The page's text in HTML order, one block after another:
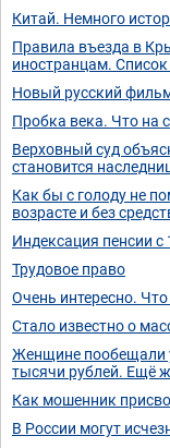
Китай. Немного
Правила въезда в
иностранцам.
Новый русский
Пробка века. Что на
Верховный суд
становится
Как бы с голоду не
возрасте и без
Индексация пенсии с
Трудовое право
Очень интересно.
Стало известно о
Женщине пообещали
тысячи рублей. Ещё
Как мошенник
В России могут